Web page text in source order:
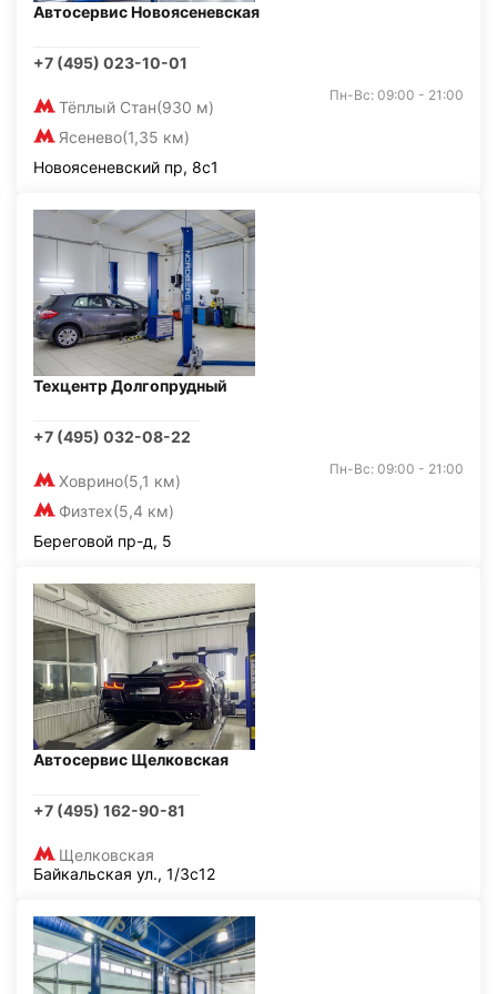
Автосервис Новоясеневская
+7 (495) 023-10-01
Тёплый Стан(930 м)
Ясенево(1,35 км)
Пн-Вс: 09:00 - 21:00
Новоясеневский пр, 8с1
Техцентр Долгопрудный
+7 (495) 032-08-22
Ховрино(5,1 км)
Физтех(5,4 км)
Пн-Вс: 09:00 - 21:00
Береговой пр-д, 5
Автосервис Щелковская
+7 (495) 162-90-81
Щелковская
Байкальская ул., 1/3с12